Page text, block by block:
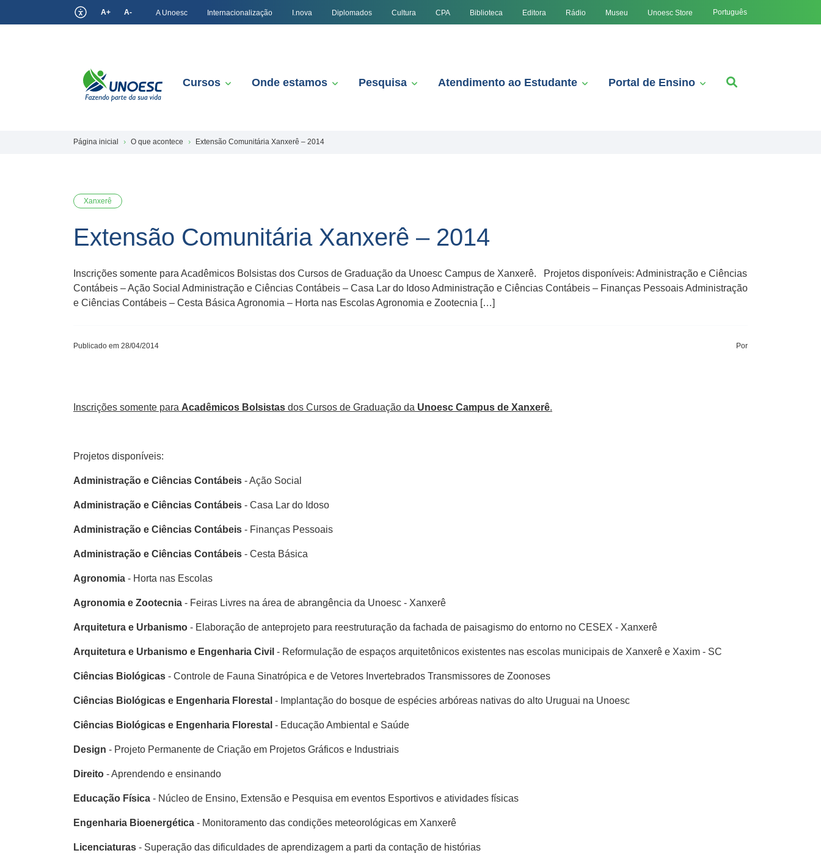
A+ A- A Unoesc Internacionalização I.nova Diplomados Cultura CPA Biblioteca Editora Rádio Museu Unoesc Store Português
Cursos Onde estamos Pesquisa Atendimento ao Estudante Portal de Ensino
Página inicial O que acontece Extensão Comunitária Xanxerê – 2014
Xanxerê
Extensão Comunitária Xanxerê – 2014
Inscrições somente para Acadêmicos Bolsistas dos Cursos de Graduação da Unoesc Campus de Xanxerê. Projetos disponíveis: Administração e Ciências
Contábeis – Ação Social Administração e Ciências Contábeis – Casa Lar do Idoso Administração e Ciências Contábeis – Finanças Pessoais Administração
e Ciências Contábeis – Cesta Básica Agronomia – Horta nas Escolas Agronomia e Zootecnia […]
Publicado em 28/04/2014 Por
Inscrições somente para Acadêmicos Bolsistas dos Cursos de Graduação da Unoesc Campus de Xanxerê.
Projetos disponíveis:
Administração e Ciências Contábeis - Ação Social
Administração e Ciências Contábeis - Casa Lar do Idoso
Administração e Ciências Contábeis - Finanças Pessoais
Administração e Ciências Contábeis - Cesta Básica
Agronomia - Horta nas Escolas
Agronomia e Zootecnia - Feiras Livres na área de abrangência da Unoesc - Xanxerê
Arquitetura e Urbanismo - Elaboração de anteprojeto para reestruturação da fachada de paisagismo do entorno no CESEX - Xanxerê
Arquitetura e Urbanismo e Engenharia Civil - Reformulação de espaços arquitetônicos existentes nas escolas municipais de Xanxerê e Xaxim - SC
Ciências Biológicas - Controle de Fauna Sinatrópica e de Vetores Invertebrados Transmissores de Zoonoses
Ciências Biológicas e Engenharia Florestal - Implantação do bosque de espécies arbóreas nativas do alto Uruguai na Unoesc
Ciências Biológicas e Engenharia Florestal - Educação Ambiental e Saúde
Design - Projeto Permanente de Criação em Projetos Gráficos e Industriais
Direito - Aprendendo e ensinando
Educação Física - Núcleo de Ensino, Extensão e Pesquisa em eventos Esportivos e atividades físicas
Engenharia Bioenergética - Monitoramento das condições meteorológicas em Xanxerê
Licenciaturas - Superação das dificuldades de aprendizagem a parti da contação de histórias